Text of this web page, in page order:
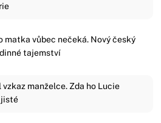
matka vůbec nečeká. Nový český
tajemství
manželce. Zda ho Lucie
jisté